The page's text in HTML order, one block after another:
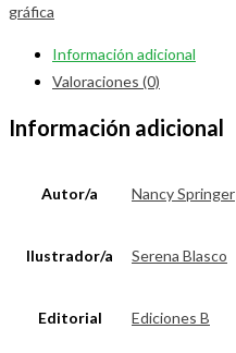
gráfica
Información adicional
Valoraciones (0)
Información adicional
Autor/a Nancy Springer
Ilustrador/a Serena Blasco
Editorial Ediciones B